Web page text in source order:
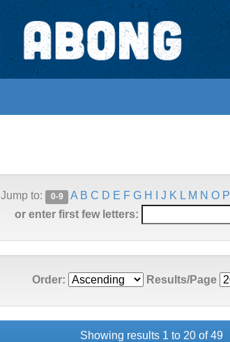
Jump to: 0-9 A B C D E F G H J K L M N O P
or enter first few letters:
Order: Results/Page
Showing results 1 to 20 of 49